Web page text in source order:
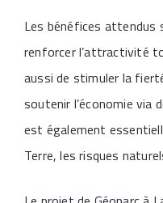
Les bénéfices attendus
renforcer l’attractivité
aussi de stimuler la
soutenir l’économie via
est également
Terre, les risques